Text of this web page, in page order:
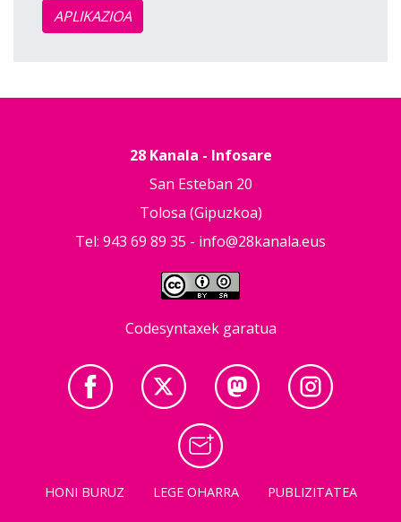
APLIKAZIOA
28 Kanala - Infosare
San Esteban 20
Tolosa (Gipuzkoa)
Tel: 943 69 89 35 - info@28kanala.eus
Codesyntaxek garatua
HONI BURUZ LEGE OHARRA
PUBLIZITATEA